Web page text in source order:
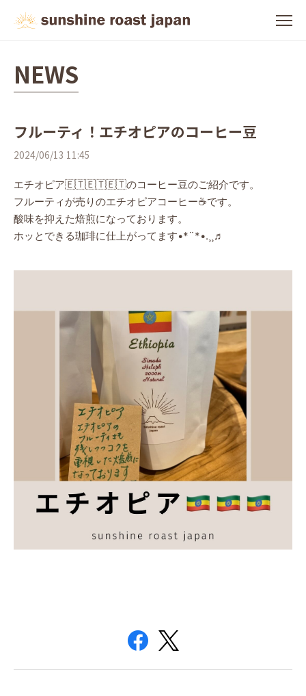
NEWS
フルーティ！エチオピアのコーヒー豆
2024/06/13 11:45
エチオピア🇪🇹🇪🇹🇪🇹のコーヒー豆のご紹介です。
フルーティが売りのエチオピアコーヒー☕️です。
酸味を抑えた焙煎になっております。
ホッとできる珈琲に仕上がってます•*¨*•.¸¸♬︎